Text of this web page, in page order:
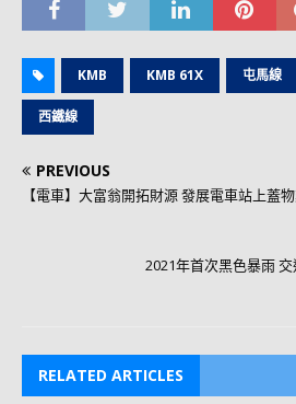
KMB KMB 61X 屯馬線
西鐵線
PREVIOUS
【電車】大富翁開拓財源 發展電車站上蓋物
2021年首次黑色暴雨
RELATED ARTICLES